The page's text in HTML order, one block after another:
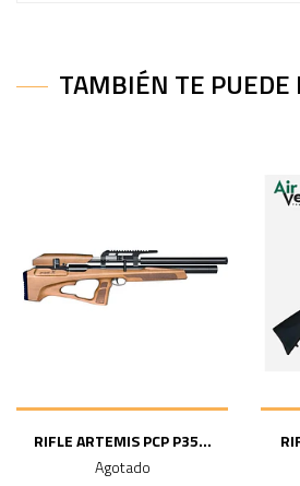
TAMBIÉN TE PUEDE
RIFLE ARTEMIS PCP P35...
Agotado